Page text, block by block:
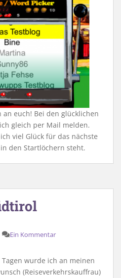
an euch! Bei den glücklichen
gleich per Mail melden.
viel Glück für das nächste
den Startlöchern steht.
Ein Kommentar
wurde ich an meinen
(Reiseverkehrskauffrau)